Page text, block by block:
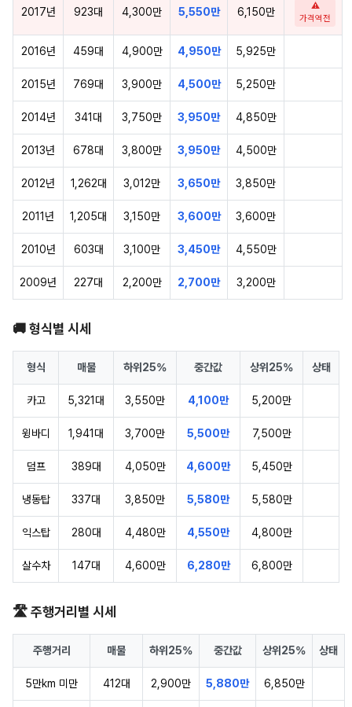
2017년 923대 4,300만 5,550만 6,150만
⚠
가격역전
2016년 459대 4,900만 4,950만 5,925만
2015년 769대 3,900만 4,500만 5,250만
2014년 341대 3,750만 3,950만 4,850만
2013년 678대 3,800만 3,950만 4,500만
2012년 1,262대 3,012만 3,650만 3,850만
2011년 1,205대 3,150만 3,600만 3,600만
2010년 603대 3,100만 3,450만 4,550만
2009년 227대 2,200만 2,700만 3,200만
🚚 형식별 시세
형식 매물 하위25% 중간값 상위25% 상태
카고 5,321대 3,550만 4,100만 5,200만
윙바디 1,941대 3,700만 5,500만 7,500만
덤프 389대 4,050만 4,600만 5,450만
냉동탑 337대 3,850만 5,580만 5,580만
익스탑 280대 4,480만 4,550만 4,800만
살수차 147대 4,600만 6,280만 6,800만
🛣️ 주행거리별 시세
주행거리 매물 하위25% 중간값 상위25% 상태
5만km 미만 412대 2,900만 5,880만 6,850만